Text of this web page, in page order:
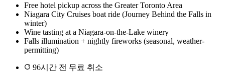
Free hotel pickup across the Greater Toronto Area
Niagara City Cruises boat ride (Journey Behind the Falls in
winter)
Wine tasting at a Niagara-on-the-Lake winery
Falls illumination + nightly fireworks (seasonal, weather-
permitting)
96시간 전 무료 취소